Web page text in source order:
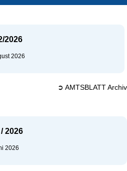
2026
2026
➲ AMTSBLATT Archiv
2026
2026